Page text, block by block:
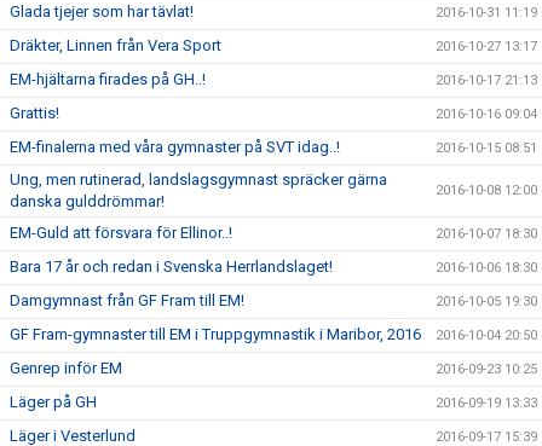
Glada tjejer som har tävlat! 2016-10-31 11:19
Dräkter, Linnen från Vera Sport 2016-10-27 13:17
EM-hjältarna firades på GH..! 2016-10-17 21:13
Grattis! 2016-10-16 09:04
EM-finalerna med våra gymnaster på SVT idag..! 2016-10-15 08:51
Ung, men rutinerad, landslagsgymnast spräcker gärna
danska gulddrömmar!
2016-10-08 12:00
EM-Guld att försvara för Ellinor..! 2016-10-07 18:30
Bara 17 år och redan i Svenska Herrlandslaget! 2016-10-06 18:30
Damgymnast från GF Fram till EM! 2016-10-05 19:30
GF Fram-gymnaster till EM i Truppgymnastik i Maribor, 2016 2016-10-04 20:50
Genrep inför EM 2016-09-23 10:25
Läger på GH 2016-09-19 13:33
Läger i Vesterlund 2016-09-17 15:39